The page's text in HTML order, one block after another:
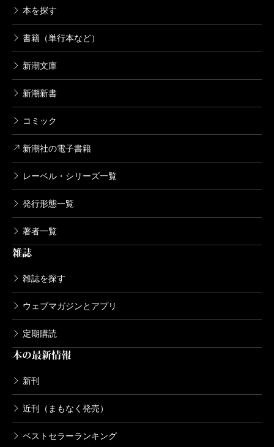
本を探す
書籍（単行本など）
新潮文庫
新潮新書
コミック
新潮社の電子書籍
レーベル・シリーズ一覧
発行形態一覧
著者一覧
雑誌
雑誌を探す
ウェブマガジンとアプリ
定期購読
本の最新情報
新刊
近刊（まもなく発売）
ベストセラーランキング